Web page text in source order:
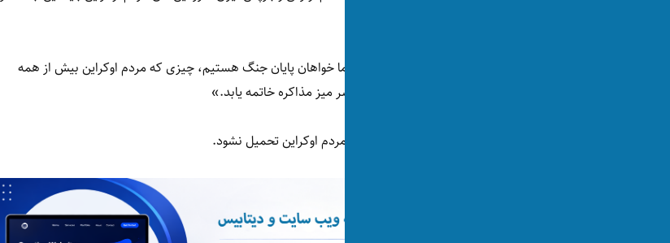
شالنبرگ روز یکشنبه، ۱۷ نوامبر گفت: «همه‌ی ما خواهان پایان جنگ هستیم، چیزی که مردم اوکراین بیش از همه
می‌خواهند. مانند هر جنگی، این جنگ باید بر سر میز مذاکره خاتمه یابد.»
اما او تاکید کرد که صلح باید عادلانه باشد و بر مردم اوکراین تحمیل نشود.